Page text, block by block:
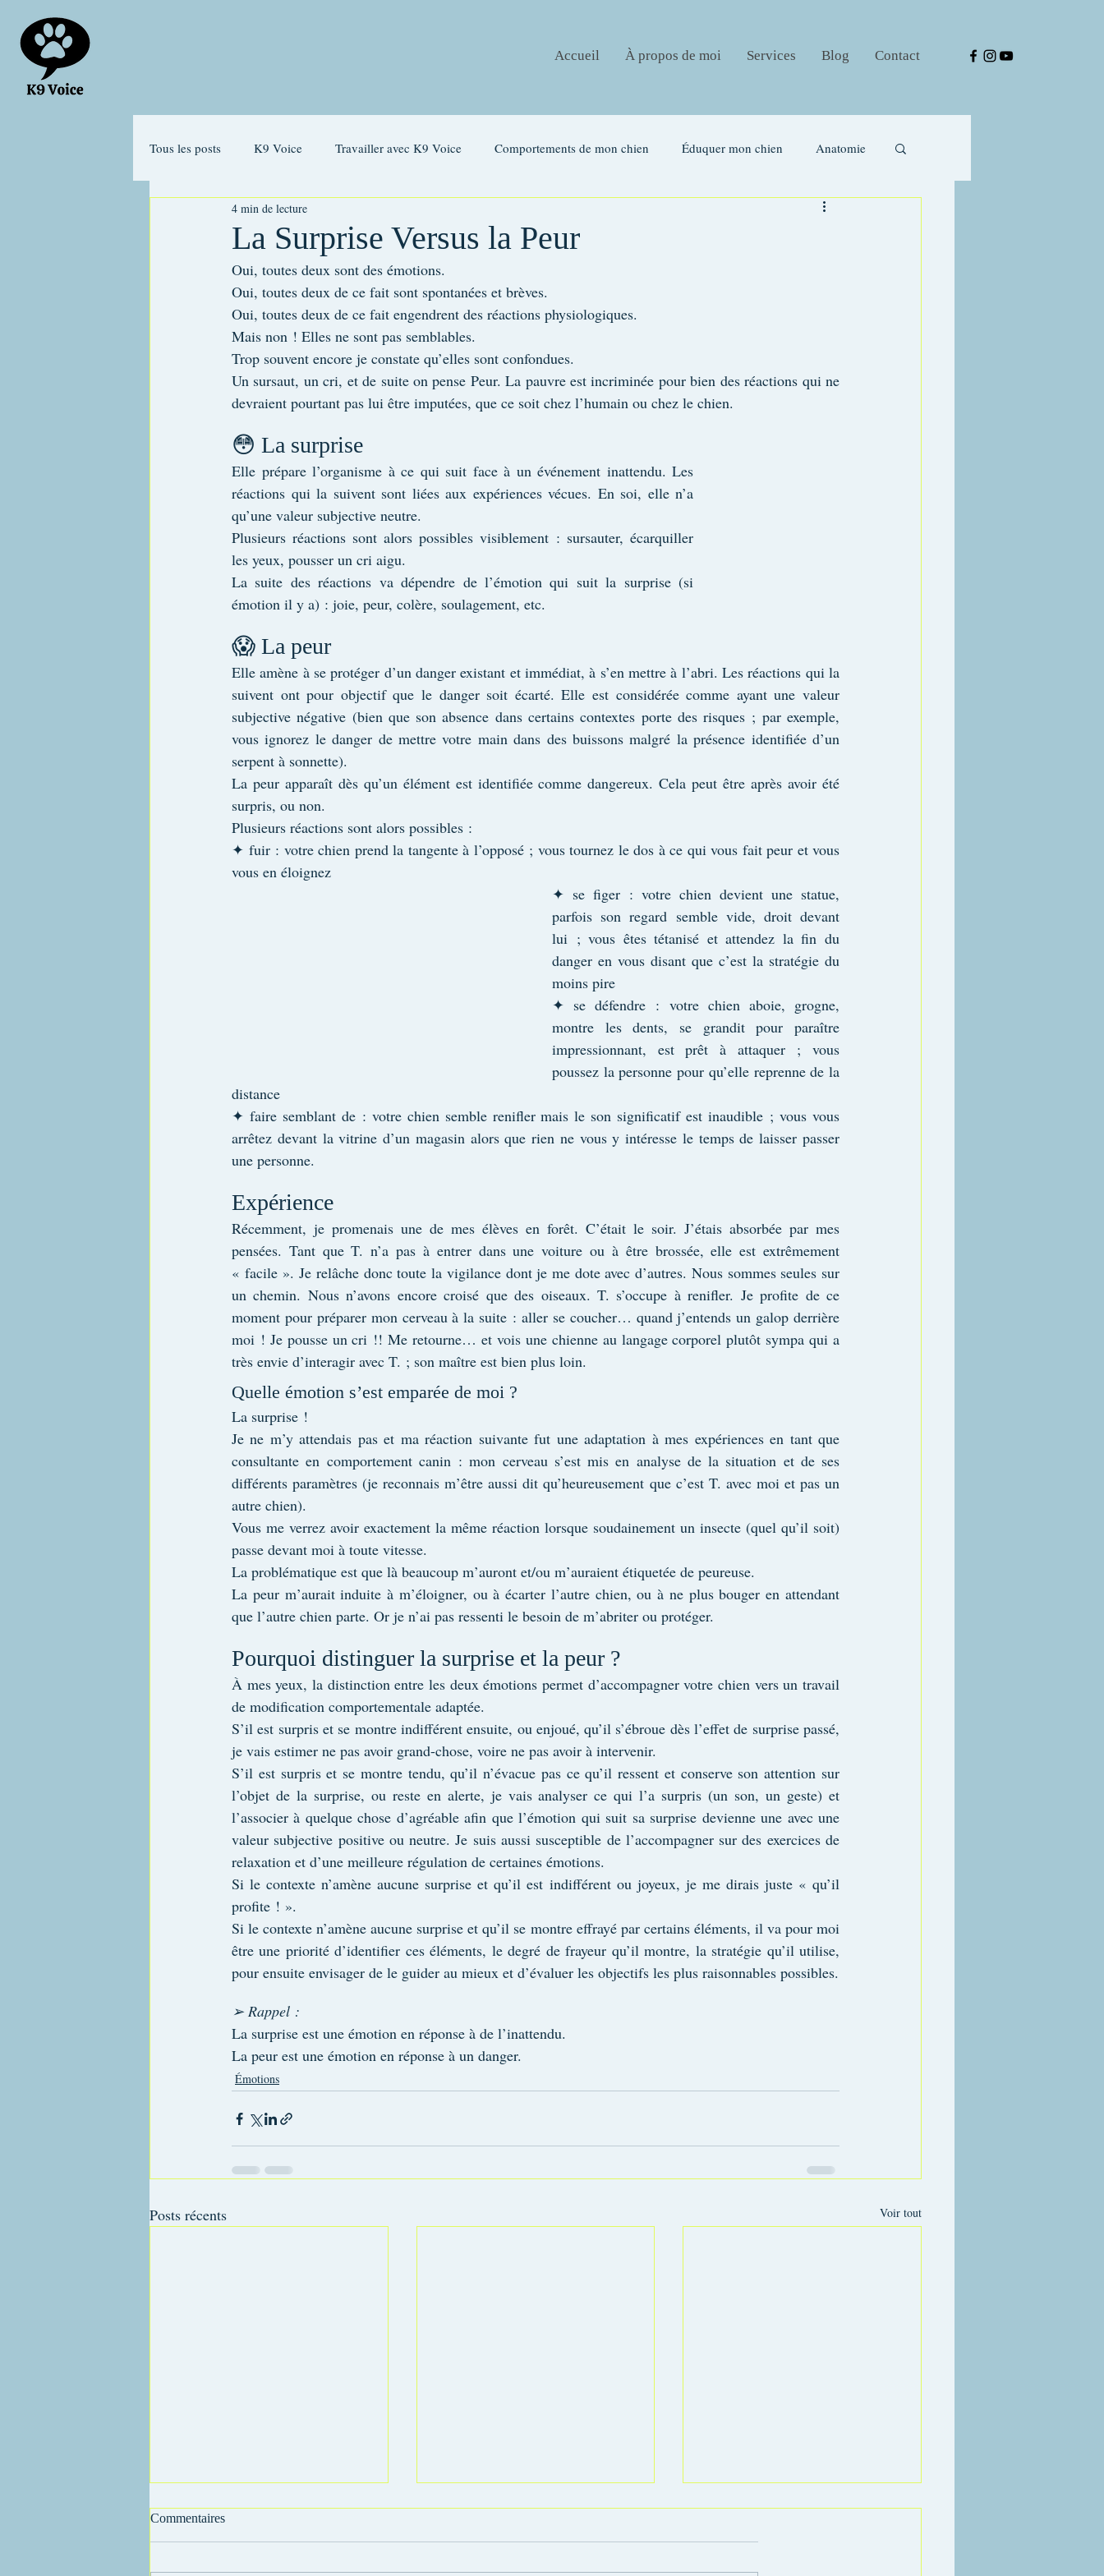
Accueil À propos de moi Services Blog Contact
Tous les posts K9 Voice Travailler avec K9 Voice Comportements de mon chien Éduquer mon chien Anatomie
Anxiété de séparation
La Surprise Versus la Peur
4 min de lecture
Oui, toutes deux sont des émotions.
Oui, toutes deux de ce fait sont spontanées et brèves.
Oui, toutes deux de ce fait engendrent des réactions physiologiques.
Mais non ! Elles ne sont pas semblables.
Trop souvent encore je constate qu’elles sont confondues.
Un sursaut, un cri, et de suite on pense Peur. La pauvre est incriminée pour bien des réactions qui ne
devraient pourtant pas lui être imputées, que ce soit chez l’humain ou chez le chien.
😳 La surprise
Elle prépare l’organisme à ce qui suit face à un événement inattendu. Les
réactions qui la suivent sont liées aux expériences vécues. En soi, elle n’a
qu’une valeur subjective neutre.
Plusieurs réactions sont alors possibles visiblement : sursauter, écarquiller
les yeux, pousser un cri aigu.
La suite des réactions va dépendre de l’émotion qui suit la surprise (si
émotion il y a) : joie, peur, colère, soulagement, etc.
😱 La peur
Elle amène à se protéger d’un danger existant et immédiat, à s’en mettre à l’abri. Les réactions qui la
suivent ont pour objectif que le danger soit écarté. Elle est considérée comme ayant une valeur
subjective négative (bien que son absence dans certains contextes porte des risques ; par exemple,
vous ignorez le danger de mettre votre main dans des buissons malgré la présence identifiée d’un
serpent à sonnette).
La peur apparaît dès qu’un élément est identifiée comme dangereux. Cela peut être après avoir été
surpris, ou non.
Plusieurs réactions sont alors possibles :
✦ fuir : votre chien prend la tangente à l’opposé ; vous tournez le dos à ce qui vous fait peur et vous
vous en éloignez
✦ se figer : votre chien devient une statue,
parfois son regard semble vide, droit devant
lui ; vous êtes tétanisé et attendez la fin du
danger en vous disant que c’est la stratégie du
moins pire
✦ se défendre : votre chien aboie, grogne,
montre les dents, se grandit pour paraître
impressionnant, est prêt à attaquer ; vous
poussez la personne pour qu’elle reprenne de la
distance
✦ faire semblant de : votre chien semble renifler mais le son significatif est inaudible ; vous vous
arrêtez devant la vitrine d’un magasin alors que rien ne vous y intéresse le temps de laisser passer
une personne.
Expérience
Récemment, je promenais une de mes élèves en forêt. C’était le soir. J’étais absorbée par mes
pensées. Tant que T. n’a pas à entrer dans une voiture ou à être brossée, elle est extrêmement
« facile ». Je relâche donc toute la vigilance dont je me dote avec d’autres. Nous sommes seules sur
un chemin. Nous n’avons encore croisé que des oiseaux. T. s’occupe à renifler. Je profite de ce
moment pour préparer mon cerveau à la suite : aller se coucher… quand j’entends un galop derrière
moi ! Je pousse un cri !! Me retourne… et vois une chienne au langage corporel plutôt sympa qui a
très envie d’interagir avec T. ; son maître est bien plus loin.
Quelle émotion s’est emparée de moi ?
La surprise !
Je ne m’y attendais pas et ma réaction suivante fut une adaptation à mes expériences en tant que
consultante en comportement canin : mon cerveau s’est mis en analyse de la situation et de ses
différents paramètres (je reconnais m’être aussi dit qu’heureusement que c’est T. avec moi et pas un
autre chien).
Vous me verrez avoir exactement la même réaction lorsque soudainement un insecte (quel qu’il soit)
passe devant moi à toute vitesse.
La problématique est que là beaucoup m’auront et/ou m’auraient étiquetée de peureuse.
La peur m’aurait induite à m’éloigner, ou à écarter l’autre chien, ou à ne plus bouger en attendant
que l’autre chien parte. Or je n’ai pas ressenti le besoin de m’abriter ou protéger.
Pourquoi distinguer la surprise et la peur ?
À mes yeux, la distinction entre les deux émotions permet d’accompagner votre chien vers un travail
de modification comportementale adaptée.
S’il est surpris et se montre indifférent ensuite, ou enjoué, qu’il s’ébroue dès l’effet de surprise passé,
je vais estimer ne pas avoir grand-chose, voire ne pas avoir à intervenir.
S’il est surpris et se montre tendu, qu’il n’évacue pas ce qu’il ressent et conserve son attention sur
l’objet de la surprise, ou reste en alerte, je vais analyser ce qui l’a surpris (un son, un geste) et
l’associer à quelque chose d’agréable afin que l’émotion qui suit sa surprise devienne une avec une
valeur subjective positive ou neutre. Je suis aussi susceptible de l’accompagner sur des exercices de
relaxation et d’une meilleure régulation de certaines émotions.
Si le contexte n’amène aucune surprise et qu’il est indifférent ou joyeux, je me dirais juste « qu’il
profite ! ».
Si le contexte n’amène aucune surprise et qu’il se montre effrayé par certains éléments, il va pour moi
être une priorité d’identifier ces éléments, le degré de frayeur qu’il montre, la stratégie qu’il utilise,
pour ensuite envisager de le guider au mieux et d’évaluer les objectifs les plus raisonnables possibles.
➢ Rappel :
La surprise est une émotion en réponse à de l’inattendu.
La peur est une émotion en réponse à un danger.
Émotions
Posts récents Voir tout
Commentaires